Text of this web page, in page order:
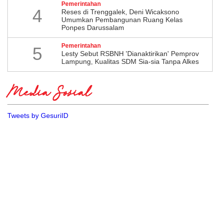
4
Pemerintahan
​Reses di Trenggalek, Deni Wicaksono
Umumkan Pembangunan Ruang Kelas
Ponpes Darussalam
5 Pemerintahan
Lesty Sebut RSBNH 'Dianaktirikan' Pemprov
Lampung, Kualitas SDM Sia-sia Tanpa Alkes
Media Sosial
Tweets by GesuriID